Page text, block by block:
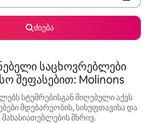
ძიება
საცხოვრებლები
შეფასებით: Molinons
სტუმრებისგან მიღებული აქვს
მდებარეობის, სისუფთავისა და
მახასიათებლების მხრივ.